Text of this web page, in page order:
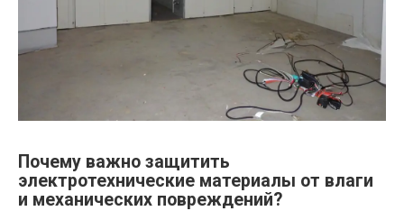
Почему важно защитить
электротехнические материалы от влаги
и механических повреждений?